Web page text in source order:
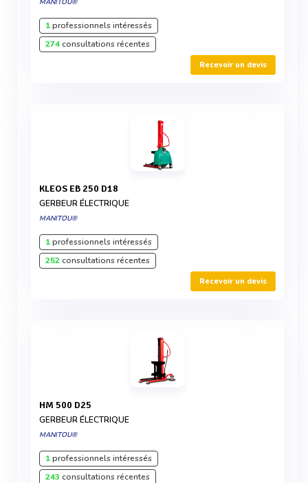
MANITOU®
1professionnels intéressés
274consultations récentes
Recevoir un devis
KLEOS EB 250 D18
GERBEUR ÉLECTRIQUE
MANITOU®
1professionnels intéressés
252consultations récentes
Recevoir un devis
HM 500 D25
GERBEUR ÉLECTRIQUE
MANITOU®
1professionnels intéressés
243 consultations récentes